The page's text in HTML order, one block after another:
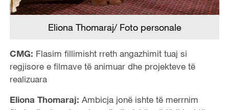
Eliona Thomaraj/ Foto personale
CMG: Flasim fillimisht rreth angazhimit tuaj si
regjisore e filmave të animuar dhe projekteve të
realizuara
Eliona Thomaraj: Ambicja jonë ishte të merrnim